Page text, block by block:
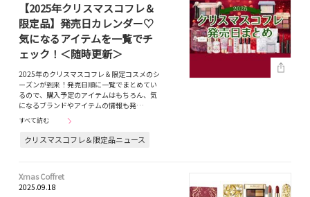
【2025年クリスマスコフレ＆
限定品】発売日カレンダー♡
気になるアイテムを一覧でチ
ェック！＜随時更新＞
2025年のクリスマスコフレ＆限定コスメのシ
ーズンが到来！発売日順に一覧でまとめてい
るので、購入予定のアイテムはもちろん、気
になるブランドやアイテムの情報も発…
すべて読む
クリスマスコフレ＆限定品ニュース
Xmas Coffret
2025.09.18